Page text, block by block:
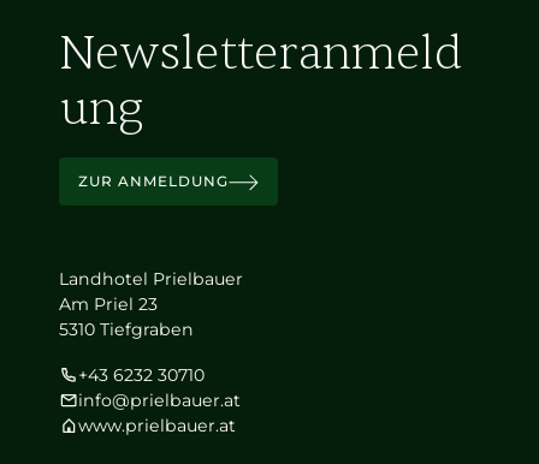
Newsletteranmeld
ung
ZUR ANMELDUNG
Landhotel Prielbauer
Am Priel 23
5310 Tiefgraben
+43 6232 30710
info@prielbauer.at
www.prielbauer.at